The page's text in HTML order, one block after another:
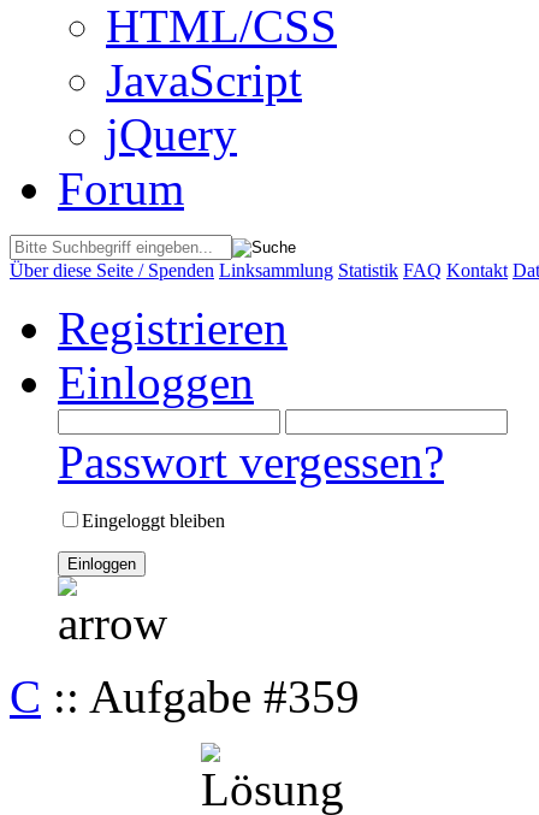
HTML/CSS
JavaScript
jQuery
Forum
Über diese Seite / Spenden Linksammlung Statistik FAQ Kontakt
Registrieren
Einloggen
Passwort vergessen?
Eingeloggt bleiben
C :: Aufgabe #359